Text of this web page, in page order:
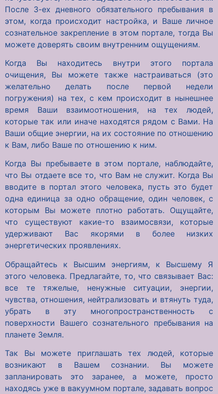
После 3-ех дневного обязательного пребывания в
этом, когда происходит настройка, и Ваше личное
сознательное закрепление в этом портале, тогда Вы
можете доверять своим внутренним ощущениям.
Когда Вы находитесь внутри этого портала
очищения, Вы можете также настраиваться (это
желательно делать после первой недели
погружения) на тех, с кем происходит в нынешнее
время Ваши взаимоотношения, на тех людей,
которые так или иначе находятся рядом с Вами. На
Ваши общие энергии, на их состояние по отношению
к Вам, либо Ваше по отношению к ним.
Когда Вы пребываете в этом портале, наблюдайте,
что Вы отдаете все то, что Вам не служит. Когда Вы
вводите в портал этого человека, пусть это будет
одна единица за одно обращение, один человек, с
которым Вы можете плотно работать. Ощущайте,
что существуют какие-то взаимосвязи, которые
удерживают Вас якорями в более низких
энергетических проявлениях.
Обращайтесь к Высшим энергиям, к Высшему Я
этого человека. Предлагайте, то, что связывает Вас:
все те тяжелые, ненужные ситуации, энергии,
чувства, отношения, нейтрализовать и втянуть туда,
убрать в эту многопространственность с
поверхности Вашего сознательного пребывания на
планете Земля.
Так Вы можете приглашать тех людей, которые
возникают в Вашем сознании. Вы можете
запланировать это заранее, а можете, просто
находясь уже в вакуумном портале, задавать вопрос